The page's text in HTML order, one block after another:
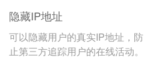
隐藏IP地址
可以隐藏用户的真实IP地址，防
止第三方追踪用户的在线活动。